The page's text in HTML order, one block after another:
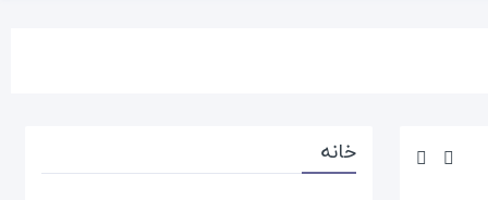
خانه